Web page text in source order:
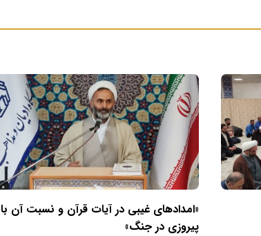
«امدادهای غیبی در آیات قرآن و نسبت آن با
پیروزی در جنگ»